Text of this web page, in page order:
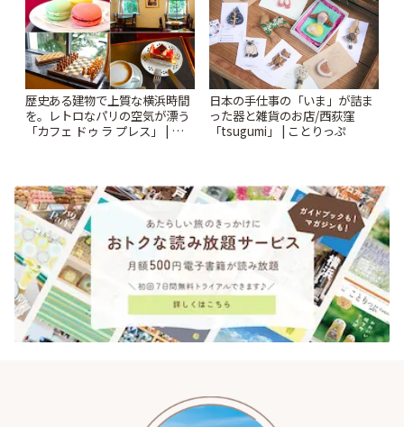
歴史ある建物で上質な横浜時間
を。レトロなパリの空気が漂う
「カフェ ドゥ ラ プレス」 | こと
日本の手仕事の「いま」が詰ま
った器と雑貨のお店/西荻窪
「tsugumi」 | ことりっぷ